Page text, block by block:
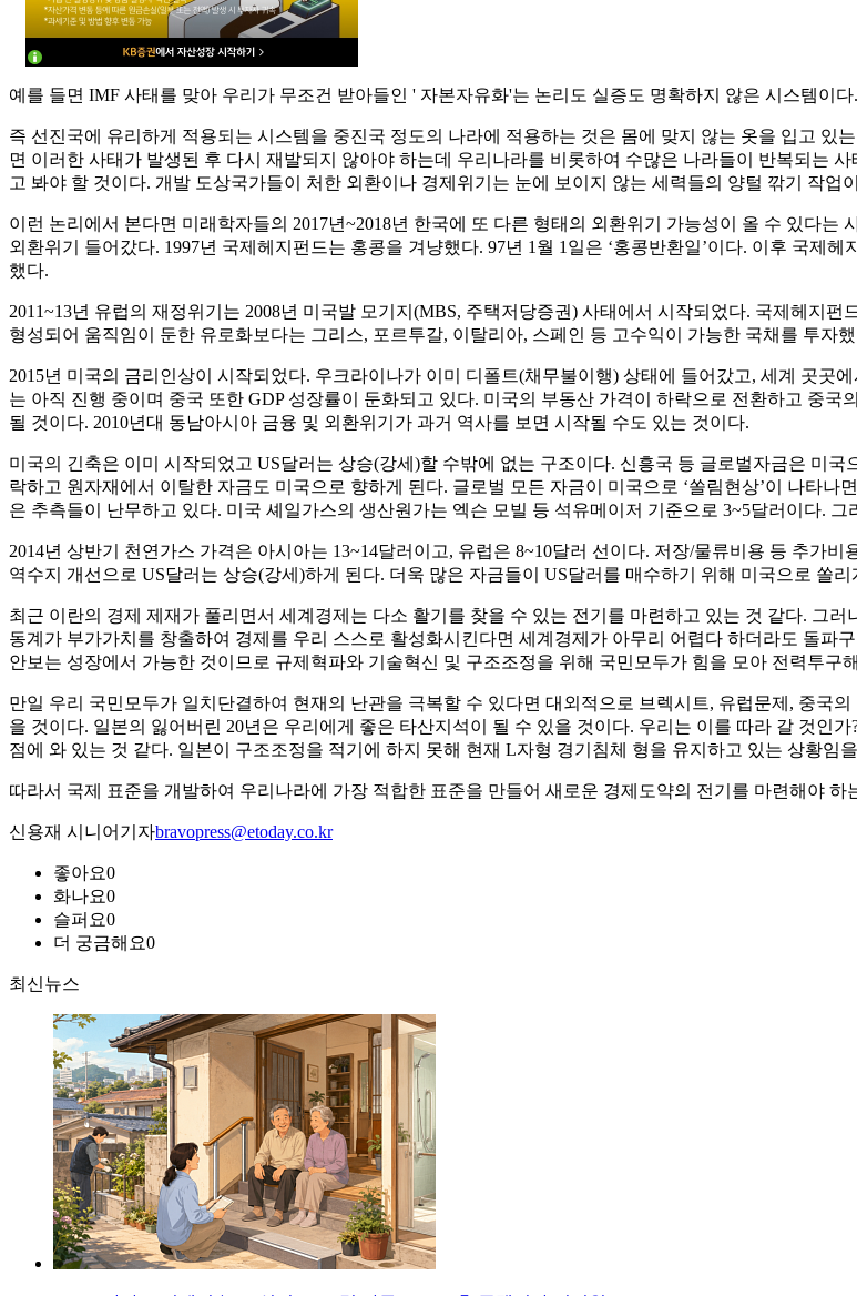
예를 들면 IMF 사태를 맞아 우리가 무조건 받아들인 ' 자본자유화'는 논리도 실증도 명확하지 않은 시스템이다.
즉 선진국에 유리하게 적용되는 시스템을 중진국 정도의 나라에 적용하는 것은 몸에 맞지 않는 옷을 입고
면 이러한 사태가 발생된 후 다시 재발되지 않아야 하는데 우리나라를 비롯하여 수많은 나라들이 반복되는
고 봐야 할 것이다. 개발 도상국가들이 처한 외환이나 경제위기는 눈에 보이지 않는 세력들의 양털 깎기 작업
이런 논리에서 본다면 미래학자들의 2017년~2018년 한국에 또 다른 형태의 외환위기 가능성이 올 수 있다
외환위기 들어갔다. 1997년 국제헤지펀드는 홍콩을 겨냥했다. 97년 1월 1일은 ‘홍콩반환일’이다. 이후 국제
했다.
2011~13년 유럽의 재정위기는 2008년 미국발 모기지(MBS, 주택저당증권) 사태에서 시작되었다. 국제헤지
형성되어 움직임이 둔한 유로화보다는 그리스, 포르투갈, 이탈리아, 스페인 등 고수익이 가능한 국채를 투자
2015년 미국의 금리인상이 시작되었다. 우크라이나가 이미 디폴트(채무불이행) 상태에 들어갔고, 세계 곳곳
는 아직 진행 중이며 중국 또한 GDP 성장률이 둔화되고 있다. 미국의 부동산 가격이 하락으로 전환하고 중
될 것이다. 2010년대 동남아시아 금융 및 외환위기가 과거 역사를 보면 시작될 수도 있는 것이다.
미국의 긴축은 이미 시작되었고 US달러는 상승(강세)할 수밖에 없는 구조이다. 신흥국 등 글로벌자금은 미
락하고 원자재에서 이탈한 자금도 미국으로 향하게 된다. 글로벌 모든 자금이 미국으로 ‘쏠림현상’이 나타
은 추측들이 난무하고 있다. 미국 셰일가스의 생산원가는 엑슨 모빌 등 석유메이저 기준으로 3~5달러이다. 그
2014년 상반기 천연가스 가격은 아시아는 13~14달러이고, 유럽은 8~10달러 선이다. 저장/물류비용 등 추가
역수지 개선으로 US달러는 상승(강세)하게 된다. 더욱 많은 자금들이 US달러를 매수하기 위해 미국으로 쏠리
최근 이란의 경제 제재가 풀리면서 세계경제는 다소 활기를 찾을 수 있는 전기를 마련하고 있는 것 같다. 그
동계가 부가가치를 창출하여 경제를 우리 스스로 활성화시킨다면 세계경제가 아무리 어렵다 하더라도 돌파
안보는 성장에서 가능한 것이므로 규제혁파와 기술혁신 및 구조조정을 위해 국민모두가 힘을 모아 전력투구
만일 우리 국민모두가 일치단결하여 현재의 난관을 극복할 수 있다면 대외적으로 브렉시트, 유럽문제, 중국
을 것이다. 일본의 잃어버린 20년은 우리에게 좋은 타산지석이 될 수 있을 것이다. 우리는 이를 따라 갈 것인
점에 와 있는 것 같다. 일본이 구조조정을 적기에 하지 못해 현재 L자형 경기침체 형을 유지하고 있는 상황임
따라서 국제 표준을 개발하여 우리나라에 가장 적합한 표준을 만들어 새로운 경제도약의 전기를 마련해야 하
신용재 시니어기자bravopress@etoday.co.kr
좋아요0
화나요0
슬퍼요0
더 궁금해요0
최신뉴스